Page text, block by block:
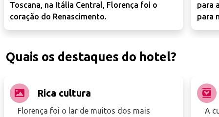
Toscana, na Itália Central, Florença foi o
coração do Renascimento.
para
para
Quais os destaques do hotel?
Rica cultura
Florença foi o lar de muitos dos mais
A